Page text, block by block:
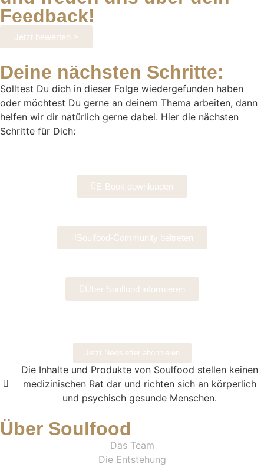
Feedback!
Jetzt bewerten >
Deine nächsten Schritte:
Solltest Du dich in dieser Folge wiedergefunden haben
oder möchtest Du gerne an deinem Thema arbeiten, dann
helfen wir dir natürlich gerne dabei. Hier die nächsten
Schritte für Dich:
E-Book downloaden
Soulfood-Community beitreten
Über Soulfood informieren
Jetzt Newsletter abonnieren
Die Inhalte und Produkte von Soulfood stellen keinen
medizinischen Rat dar und richten sich an körperlich
und psychisch gesunde Menschen.​
Über Soulfood
Das Team
Die Entstehung